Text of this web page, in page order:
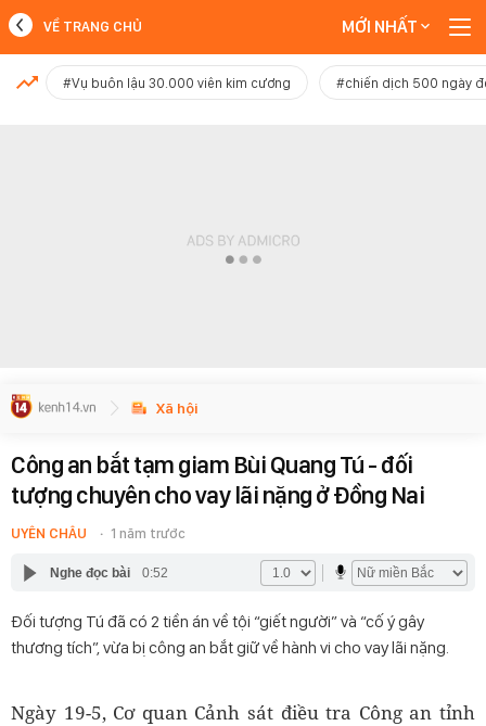
MỚI NHẤT
VỀ TRANG CHỦ MỚI NHẤT
#Vụ buôn lậu 30.000 viên kim cương #chiến dịch 500 ngày
Xã hội
Công an bắt tạm giam Bùi Quang Tú - đối
tượng chuyên cho vay lãi nặng ở Đồng Nai
UYÊN CHÂU 1 năm trước
Nghe đọc bài 0:52
Đối tượng Tú đã có 2 tiền án về tội “giết người” và “cố ý gây
thương tích”, vừa bị công an bắt giữ về hành vi cho vay lãi nặng.
Ngày 19-5, Cơ quan Cảnh sát điều tra Công an tỉnh